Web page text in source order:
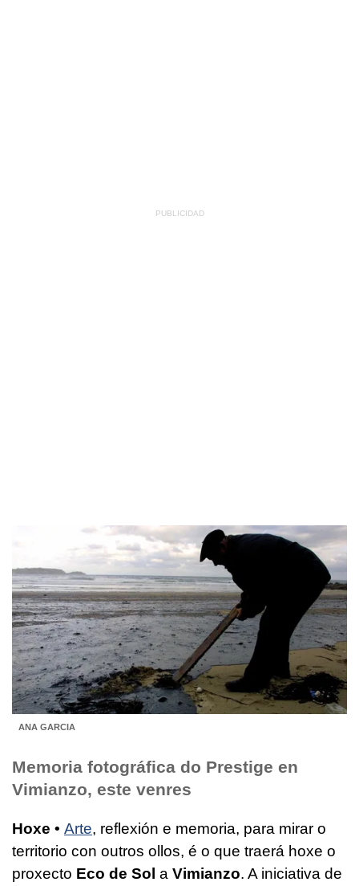
ANA GARCIA
Memoria fotográfica do Prestige en
Vimianzo, este venres
Hoxe • Arte, reflexión e memoria, para mirar o
territorio con outros ollos, é o que traerá hoxe o
proxecto Eco de Sol a Vimianzo. A iniciativa de